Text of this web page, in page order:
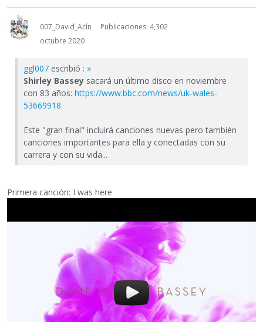
007_David_Acín
Publicaciones: 4,302
octubre 2020
ggl007 escribió : »
Shirley Bassey sacará un último disco en noviembre
con 83 años: https://www.bbc.com/news/uk-wales-
53669918
Este "gran final" incluirá canciones nuevas pero también
canciones importantes para ella y conectadas con su
carrera y con su vida...
Primera canción: I was here